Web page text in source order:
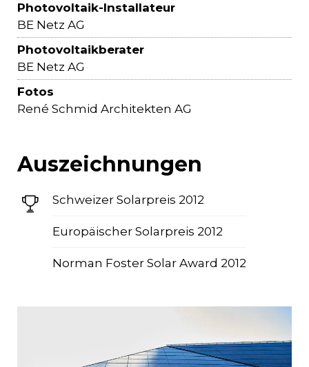
Photovoltaik-Installateur
BE Netz AG
Photovoltaikberater
BE Netz AG
Fotos
René Schmid Architekten AG
Auszeichnungen
Schweizer Solarpreis 2012
Europäischer Solarpreis 2012
Norman Foster Solar Award 2012